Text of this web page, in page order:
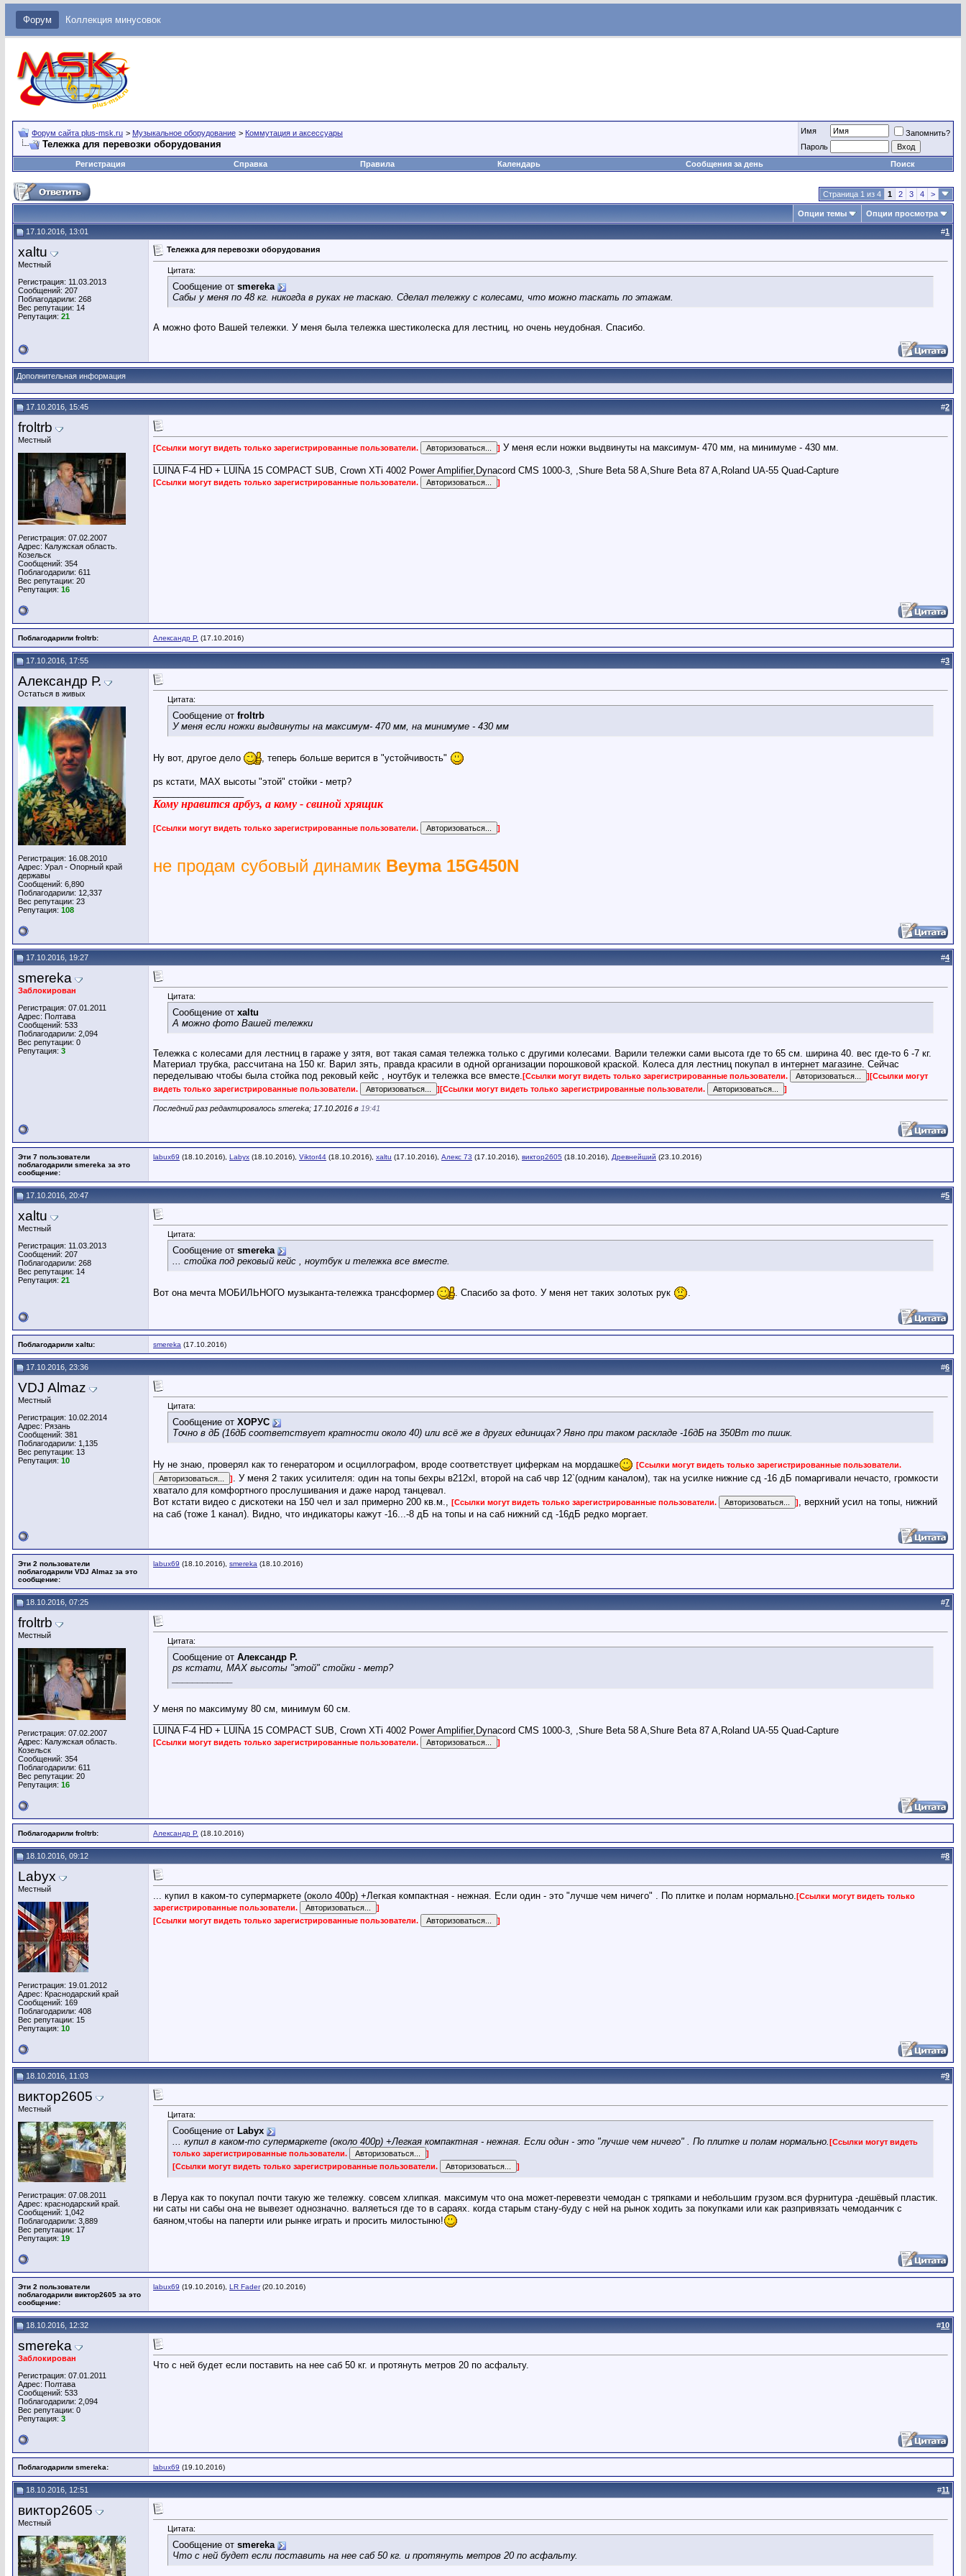
Форум Коллекция минусовок
Форум сайта plus-msk.ru > Музыкальное оборудование > Коммутация и аксессуары
Тележка для перевозки оборудования
Имя
Запомнить?
Пароль
Регистрация
Справка Правила Календарь Сообщения за день Поиск
Страница 1 из 4 1 2 3 4 >
Опции темы Опции просмотра
17.10.2016, 13:01 #1
xaltu
Местный
Регистрация: 11.03.2013
Сообщений: 207
Поблагодарили: 268
Вес репутации: 14
Репутация: 21
Тележка для перевозки оборудования
Цитата:
Сообщение от smereka
Сабы у меня по 48 кг. никогда в руках не таскаю. Сделал тележку с колесами, что можно таскать по этажам.
А можно фото Вашей тележки. У меня была тележка шестиколеска для лестниц, но очень неудобная. Спасибо.
Дополнительная информация
17.10.2016, 15:45 #2
froltrb
Местный
Регистрация: 07.02.2007
Адрес: Калужская область.
Козельск
Сообщений: 354
Поблагодарили: 611
Вес репутации: 20
Репутация: 16
[Ссылки могут видеть только зарегистрированные пользователи. ] У меня если ножки выдвинуты на максимум- 470 мм, на минимуме - 430 мм.
LUINA F-4 HD + LUINA 15 COMPACT SUB, Crown XTi 4002 Power Amplifier,Dynacord CMS 1000-3, ,Shure Beta 58 A,Shure Beta 87 A,Roland UA-55 Quad-Capture
[Ссылки могут видеть только зарегистрированные пользователи. ]
Поблагодарили froltrb: Александр Р. (17.10.2016)
17.10.2016, 17:55 #3
Александр Р.
Остаться в живых
Регистрация: 16.08.2010
Адрес: Урал - Опорный край
державы
Сообщений: 6,890
Поблагодарили: 12,337
Вес репутации: 23
Репутация: 108
Цитата:
Сообщение от froltrb
У меня если ножки выдвинуты на максимум- 470 мм, на минимуме - 430 мм
Ну вот, другое дело , теперь больше верится в "устойчивость"
ps кстати, МАХ высоты "этой" стойки - метр?
Кому нравится арбуз, а кому - свиной хрящик
[Ссылки могут видеть только зарегистрированные пользователи. ]
не продам субовый динамик Beyma 15G450N
17.10.2016, 19:27 #4
smereka
Заблокирован
Регистрация: 07.01.2011
Адрес: Полтава
Сообщений: 533
Поблагодарили: 2,094
Вес репутации: 0
Репутация: 3
Цитата:
Сообщение от xaltu
А можно фото Вашей тележки
Тележка с колесами для лестниц в гараже у зятя, вот такая самая тележка только с другими колесами. Варили тележки сами высота где то 65 см. ширина 40. вес где-то 6 -7 кг.
Материал трубка, рассчитана на 150 кг. Варил зять, правда красили в одной организации порошковой краской. Колеса для лестниц покупал в интернет магазине. Сейчас
переделываю чтобы была стойка под рековый кейс , ноутбук и тележка все вместе. [Ссылки могут видеть только зарегистрированные пользователи. ] [Ссылки могут
видеть только зарегистрированные пользователи.
] [Ссылки могут видеть только зарегистрированные пользователи. ]
Последний раз редактировалось smereka; 17.10.2016 в 19:41
Эти 7 пользователи
поблагодарили smereka за это
сообщение:
labux69 (18.10.2016), Labyx (18.10.2016), Viktor44 (18.10.2016), xaltu (17.10.2016), Алекс 73 (17.10.2016), виктор2605 (18.10.2016), Древнейший (23.10.2016)
17.10.2016, 20:47 #5
xaltu
Местный
Регистрация: 11.03.2013
Сообщений: 207
Поблагодарили: 268
Вес репутации: 14
Репутация: 21
Цитата:
Сообщение от smereka
... стойка под рековый кейс , ноутбук и тележка все вместе.
Вот она мечта МОБИЛЬНОГО музыканта-тележка трансформер . Спасибо за фото. У меня нет таких золотых рук
Поблагодарили xaltu: smereka (17.10.2016)
17.10.2016, 23:36 #6
VDJ Almaz
Местный
Регистрация: 10.02.2014
Адрес: Рязань
Сообщений: 381
Поблагодарили: 1,135
Вес репутации: 13
Репутация: 10
Цитата:
Сообщение от ХОРУС
Точно в дБ (16дБ соответствует кратности около 40) или всё же в других единицах? Явно при таком раскладе -16дБ на 350Вт то пшик.
Ну не знаю, проверял как то генератором и осциллографом, вроде соответствует циферкам на мордашке
[Ссылки могут видеть только зарегистрированные пользователи.
] . У меня 2 таких усилителя: один на топы бехры в212xl, второй на саб чвр 12`(одним каналом), так на усилке нижние сд -16 дБ помаргивали нечасто, громкости
хватало для комфортного прослушивания и даже народ танцевал.
Вот кстати видео с дискотеки на 150 чел и зал примерно 200 кв.м., [Ссылки могут видеть только зарегистрированные пользователи. ] , верхний усил на топы, нижний
на саб (тоже 1 канал). Видно, что индикаторы кажут -16...-8 дБ на топы и на саб нижний сд -16дБ редко моргает.
Эти 2 пользователи
поблагодарили VDJ Almaz за это
сообщение:
labux69 (18.10.2016), smereka (18.10.2016)
18.10.2016, 07:25 #7
froltrb
Местный
Регистрация: 07.02.2007
Адрес: Калужская область.
Козельск
Сообщений: 354
Поблагодарили: 611
Вес репутации: 20
Репутация: 16
Цитата:
Сообщение от Александр Р.
ps кстати, МАХ высоты "этой" стойки - метр?
У меня по максимуму 80 см, минимум 60 см.
LUINA F-4 HD + LUINA 15 COMPACT SUB, Crown XTi 4002 Power Amplifier,Dynacord CMS 1000-3, ,Shure Beta 58 A,Shure Beta 87 A,Roland UA-55 Quad-Capture
[Ссылки могут видеть только зарегистрированные пользователи. ]
Поблагодарили froltrb: Александр Р. (18.10.2016)
18.10.2016, 09:12 #8
Labyx
Местный
Регистрация: 19.01.2012
Адрес: Краснодарский край
Сообщений: 169
Поблагодарили: 408
Вес репутации: 15
Репутация: 10
... купил в каком-то супермаркете (около 400р) +Легкая компактная - нежная. Если один - это "лучше чем ничего" . По плитке и полам нормально. [Ссылки могут видеть только
зарегистрированные пользователи.
]
[Ссылки могут видеть только зарегистрированные пользователи.
]
18.10.2016, 11:03 #9
виктор2605
Местный
Регистрация: 07.08.2011
Адрес: краснодарский край.
Сообщений: 1,042
Поблагодарили: 3,889
Вес репутации: 17
Репутация: 19
Цитата:
Сообщение от Labyx
... купил в каком-то супермаркете (около 400р) +Легкая компактная - нежная. Если один - это "лучше чем ничего" . По плитке и полам нормально. [Ссылки могут видеть
только зарегистрированные пользователи.
]
[Ссылки могут видеть только зарегистрированные пользователи.
]
в Леруа как то покупал почти такую же тележку. совсем хлипкая. максимум что она может-перевезти чемодан с тряпками и небольшим грузом.вся фурнитура -дешёвый пластик.
ни саты ни сабы она не вывезет однозначно. валяеться где то в сараях. когда старым стану-буду с ней на рынок ходить за покупками или как разпривязать чемоданчик с
баяном,чтобы на паперти или рынке играть и просить милостыню!
Эти 2 пользователи
поблагодарили виктор2605 за это
сообщение:
labux69 (19.10.2016), LR Fader(20.10.2016)
18.10.2016, 12:32 #10
smereka
Заблокирован
Регистрация: 07.01.2011
Адрес: Полтава
Сообщений: 533
Поблагодарили: 2,094
Вес репутации: 0
Репутация: 3
Что с ней будет если поставить на нее саб 50 кг. и протянуть метров 20 по асфальту.
Поблагодарили smereka: labux69 (19.10.2016)
18.10.2016, 12:51 #11
виктор2605
Местный
Цитата:
Сообщение от smereka
Что с ней будет если поставить на нее саб 50 кг. и протянуть метров 20 по асфальту.